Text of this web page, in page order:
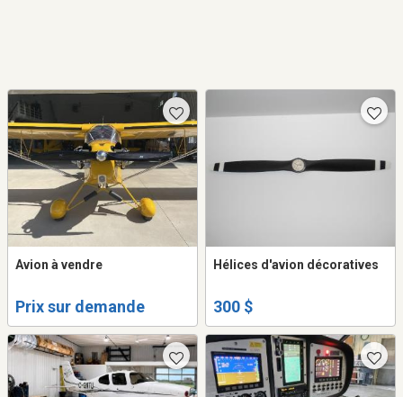
Avion à vendre
Prix sur demande
Hélices d'avion décoratives
300 $